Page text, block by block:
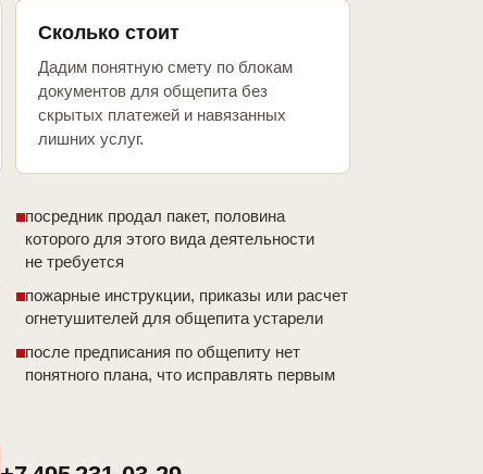
Сколько стоит
Дадим понятную смету по блокам
документов для общепита без
скрытых платежей и навязанных
лишних услуг.
посредник продал пакет, половина
которого для этого вида деятельности
не требуется
пожарные инструкции, приказы или расчет
огнетушителей для общепита устарели
после предписания по общепиту нет
понятного плана, что исправлять первым